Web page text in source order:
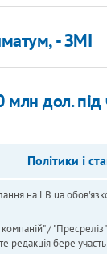
- ЗМІ
дол. під
Політики і
на LB.ua
/
бере участь